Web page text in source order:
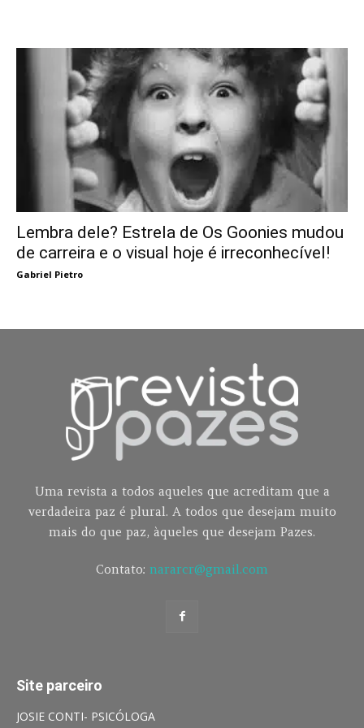
Lembra dele? Estrela de Os Goonies mudou
de carreira e o visual hoje é irreconhecível!
Gabriel Pietro
Uma revista a todos aqueles que acreditam que a
verdadeira paz é plural. A todos que desejam muito
mais do que paz, àqueles que desejam Pazes.
Contato: nararcr@gmail.com
Site parceiro
JOSIE CONTI- PSICÓLOGA